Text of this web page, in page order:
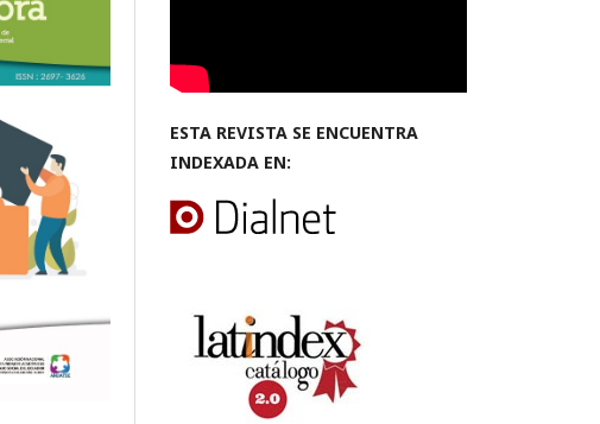
ESTA REVISTA SE ENCUENTRA
INDEXADA EN: